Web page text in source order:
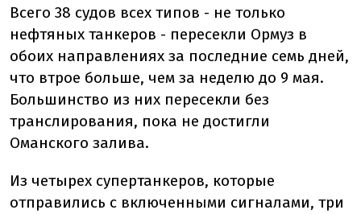
Всего 38 судов всех типов - не только
нефтяных танкеров - пересекли Ормуз в
обоих направлениях за последние семь дней,
что втрое больше, чем за неделю до 9 мая.
Большинство из них пересекли без
транслирования, пока не достигли
Оманского залива.
Из четырех супертанкеров, которые
отправились с включенными сигналами, три